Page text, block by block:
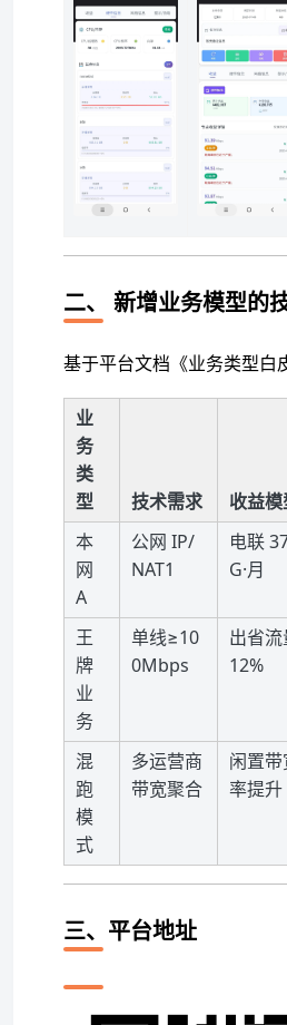
二、 新增业务模型的
基于平台文档《业务类型白
业
务
类
型
技术需求 收益
本
网
A
公网 IP/
NAT1
电联
G·月
王
牌
业
务
单线≥10
0Mbps
出省
12%
混
跑
模
式
多运营商
带宽聚合
闲置
率提
三、平台地址